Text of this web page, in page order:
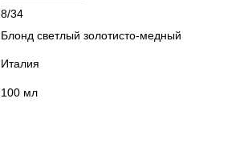
8/34
Блонд светлый золотисто-медный
Италия
100 мл